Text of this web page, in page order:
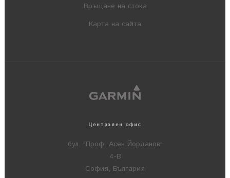
Връщане на стока
Карта на сайта
Централен офис
бул. "Проф. Асен Йорданов"
4-В
София, България